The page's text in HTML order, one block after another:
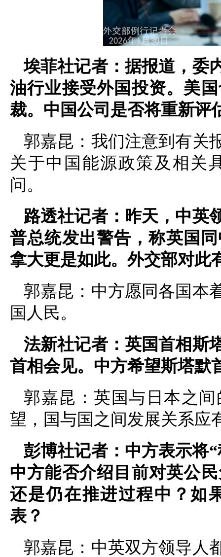
埃菲社记者：据报道，委
油行业接受外国投资。美
裁。中国公司是否将重新评
郭嘉昆：我们注意到有关
关于中国能源政策及相关
问。
路透社记者：昨天，中英
普总统发出警告，称英国
拿大更是如此。外交部对此
郭嘉昆：中方愿同各国本
国人民。
法新社记者：英国首相斯
首相会见。中方希望斯塔默
郭嘉昆：英国与日本之
望，国与国之间发展关系应
彭博社记者：中方表示将
中方能否介绍目前对英公
还是仍在推进过程中？如
表？
郭嘉昆：中英双方领导人